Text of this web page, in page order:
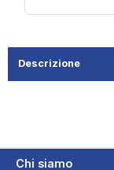
Descrizione
Chi siamo